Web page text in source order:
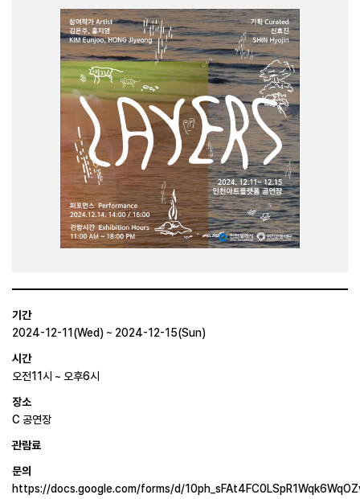
기간
2024-12-11(Wed) ~ 2024-12-15(Sun)
시간
오전11시 ~ 오후6시
장소
C 공연장
관람료
문의
https://docs.google.com/forms/d/